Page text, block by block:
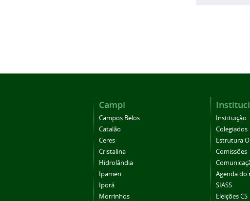
Campi
Campos Belos
Catalão
Ceres
Cristalina
Hidrolândia
Ipameri
Iporá
Morrinhos
Instituição
Colegiados
Estrutura
Comissões
Agenda do
SIASS
Eleições CS